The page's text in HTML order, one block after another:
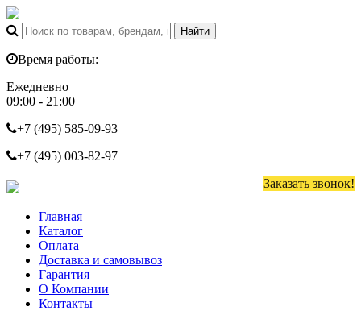
Время работы:
Ежедневно
09:00 - 21:00
+7 (495) 585-09-93
+7 (495) 003-82-97
Заказать звонок!
Главная
Каталог
Оплата
Доставка и самовывоз
Гарантия
О Компании
Контакты